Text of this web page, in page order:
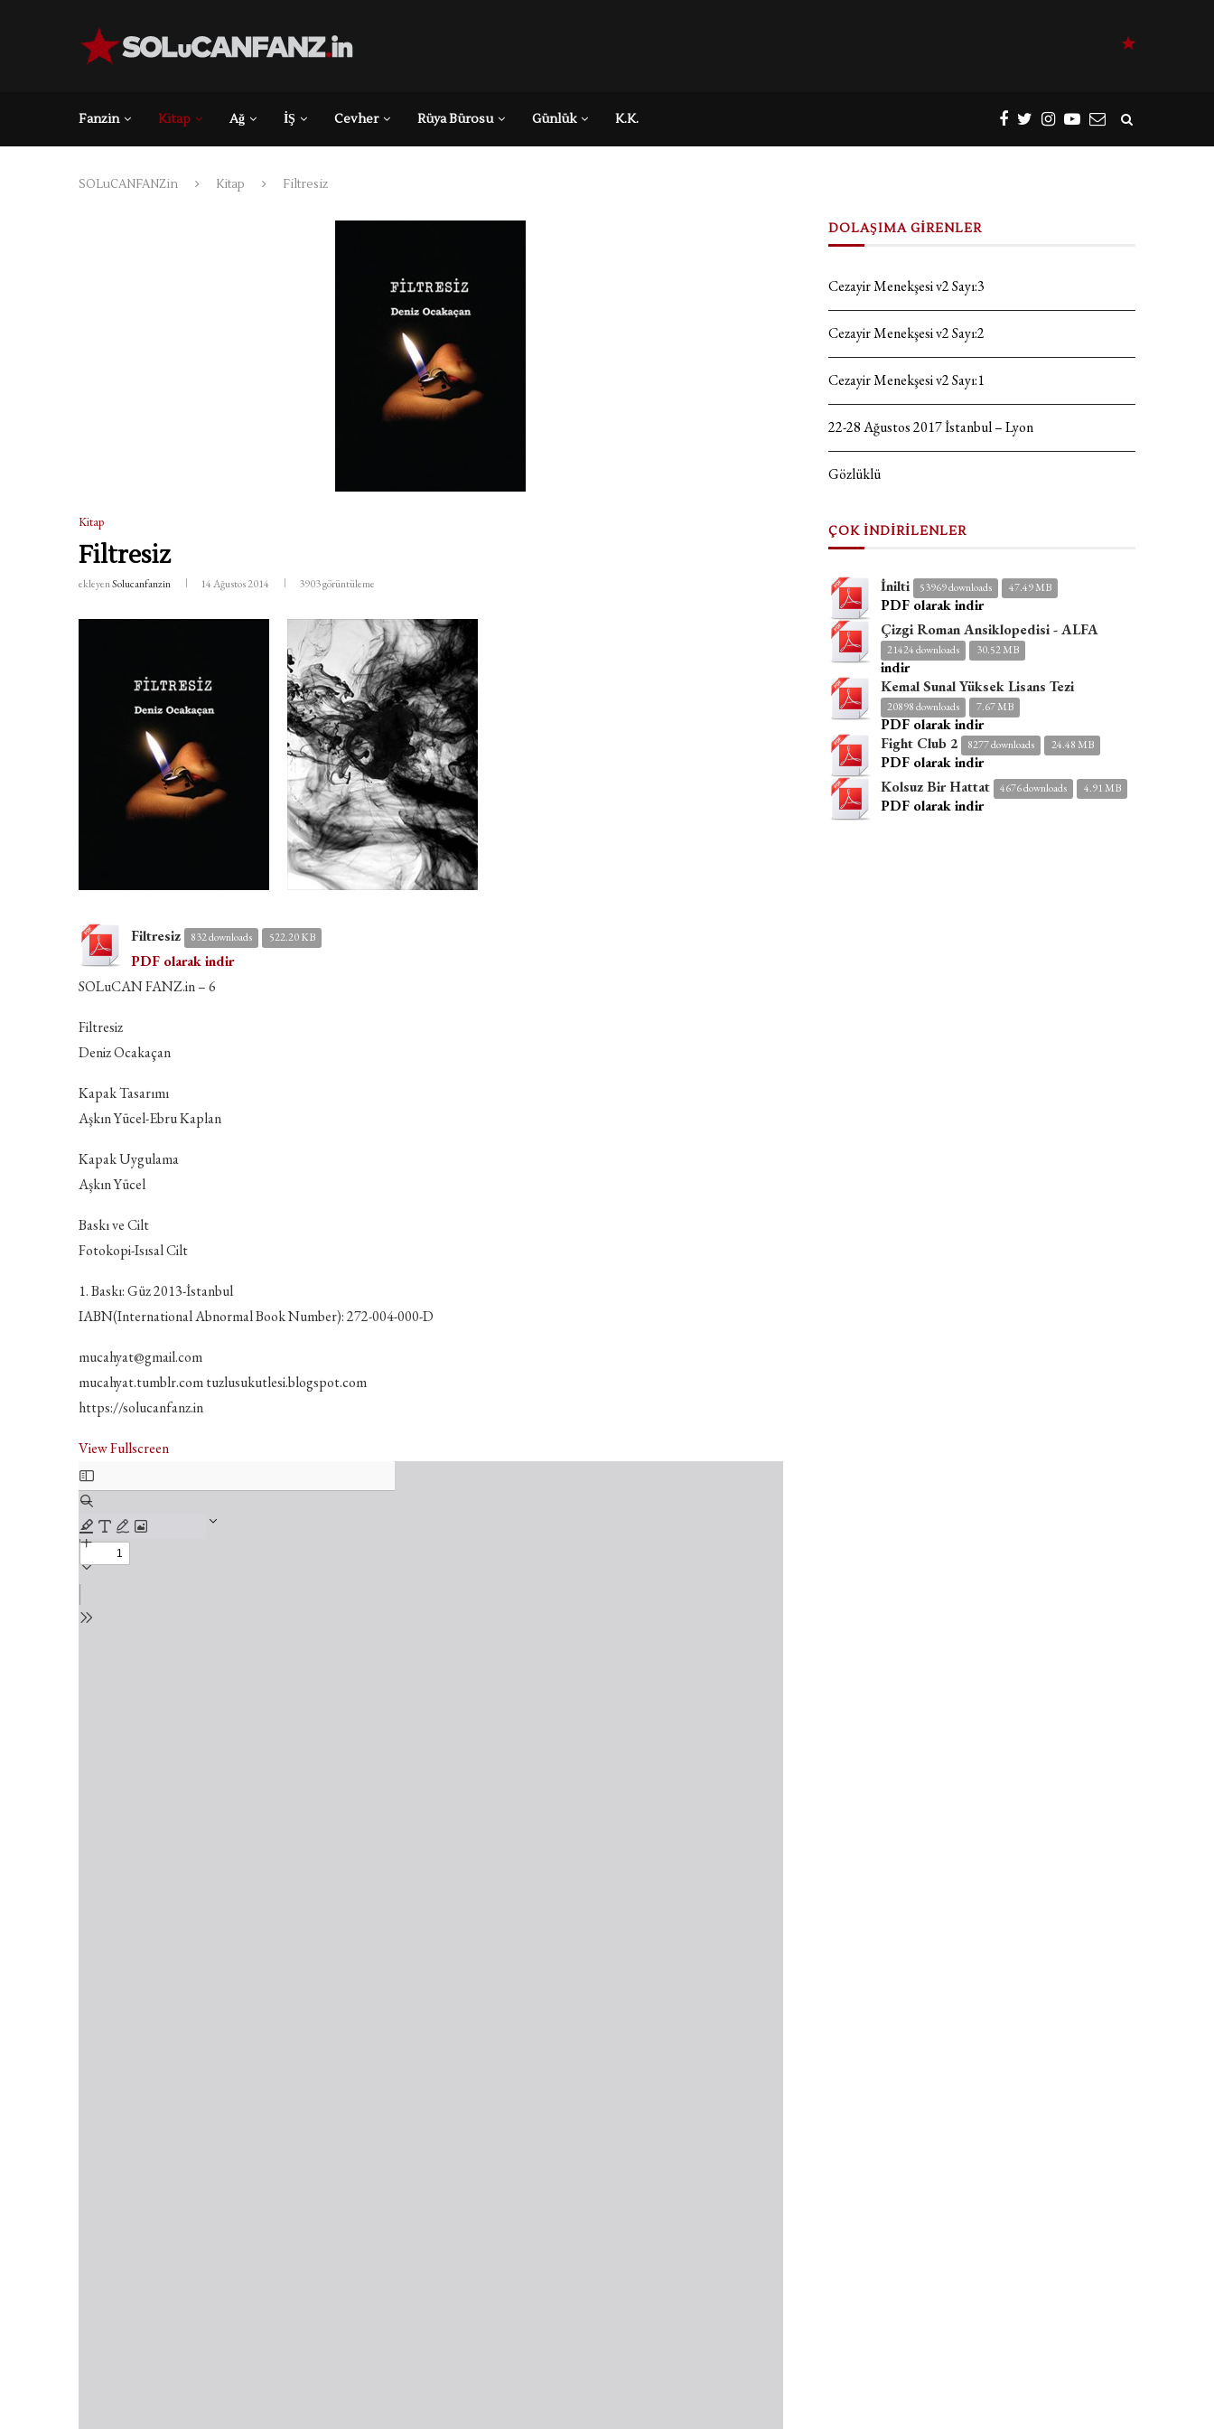
Fanzin Kitap Ağ İŞ Cevher Rüya Bürosu Günlük K.K.
SOLuCANFANZin Kitap Filtresiz
Kitap
Filtresiz
ekleyenSolucanfanzin 14 Ağustos 2014 3903görüntüleme
Filtresiz 832 downloads 522.20 KB
PDF olarak indir
SOLuCAN FANZ.in – 6
Filtresiz
Deniz Ocakaçan
Kapak Tasarımı
Aşkın Yücel-Ebru Kaplan
Kapak Uygulama
Aşkın Yücel
Baskı ve Cilt
Fotokopi-Isısal Cilt
1. Baskı: Güz 2013-İstanbul
IABN(International Abnormal Book Number): 272-004-000-D
mucahyat@gmail.com
mucahyat.tumblr.com tuzlusukutlesi.blogspot.com
https://solucanfanz.in
View Fullscreen
PDF
içeriğine
geç
DOLAŞIMA GİRENLER
Cezayir Menekşesi v2 Sayı:3
Cezayir Menekşesi v2 Sayı:2
Cezayir Menekşesi v2 Sayı:1
22-28 Ağustos 2017 İstanbul – Lyon
Gözlüklü
ÇOK İNDİRİLENLER
İnilti 53969 downloads 47.49 MB
PDF olarak indir
Çizgi Roman Ansiklopedisi - ALFA
21424 downloads 30.52 MB
indir
Kemal Sunal Yüksek Lisans Tezi
20898 downloads 7.67 MB
PDF olarak indir
Fight Club 2
8277 downloads 24.48 MB
PDF olarak indir
Kolsuz Bir Hattat
4676 downloads 4.91 MB
PDF olarak indir